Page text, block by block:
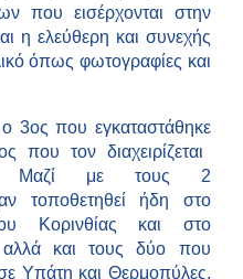
που εισέρχονται στην
η ελεύθερη και συνεχής
όπως φωτογραφίες και
ο 3ος που εγκαταστάθηκε
τον διαχειρίζεται
Μαζί με τους 2
τοποθετηθεί ήδη στο
Κορινθίας και στο
αλλά και τους δύο που
Υπάτη και Θερμοπύλες,